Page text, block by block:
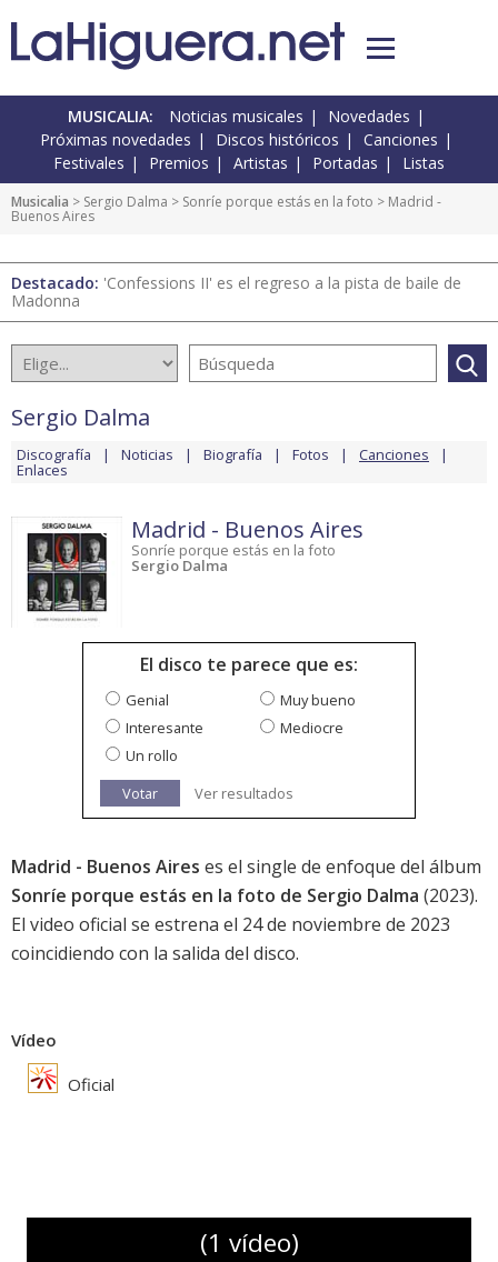
MUSICALIA: Noticias musicales
Novedades
Próximas novedades
Discos históricos
Canciones
Festivales
Premios Artistas Portadas Listas
Musicalia > Sergio Dalma > Sonríe porque estás en la foto > Madrid -
Buenos Aires
Destacado: 'Confessions II' es el regreso a la pista de baile de
Madonna
Sergio Dalma
Discografía Noticias Biografía Fotos Canciones
Enlaces
Madrid - Buenos Aires
Sonríe porque estás en la foto
Sergio Dalma
El disco te parece que es:
Genial
Muy bueno
Interesante
Mediocre
Un rollo
Votar
Ver resultados
Madrid - Buenos Aires es el single de enfoque del álbum
Sonríe porque estás en la foto de Sergio Dalma (2023).
El video oficial se estrena el 24 de noviembre de 2023
coincidiendo con la salida del disco.
Vídeo
Oficial
(1 vídeo)